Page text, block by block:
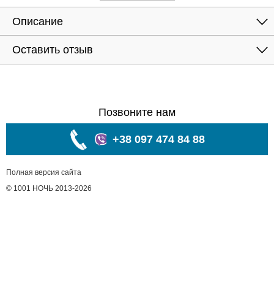
Описание
Оставить отзыв
Позвоните нам
+38 097 474 84 88
Полная версия сайта
© 1001 НОЧЬ 2013-2026